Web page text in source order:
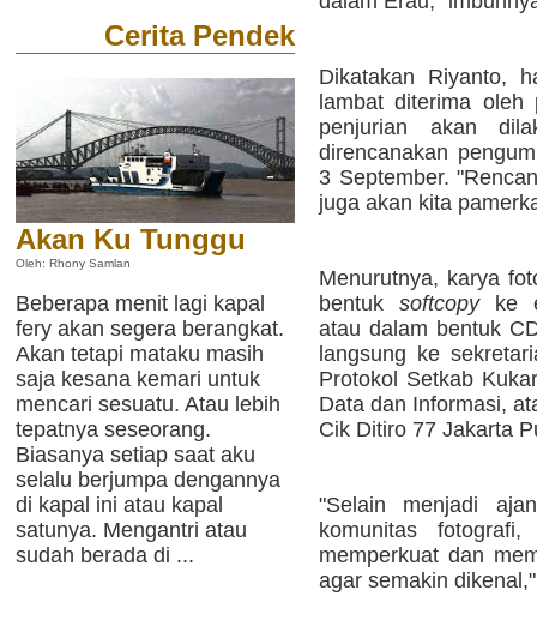
Cerita Pendek
Akan Ku Tunggu
Oleh: Rhony Samlan
Beberapa menit lagi kapal
fery akan segera berangkat.
Akan tetapi mataku masih
saja kesana kemari untuk
mencari sesuatu. Atau lebih
tepatnya seseorang.
Biasanya setiap saat aku
selalu berjumpa dengannya
di kapal ini atau kapal
satunya. Mengantri atau
sudah berada di ...
Dikatakan Riyanto,
lambat diterima
penjurian akan
direncanakan
3 September.
juga akan kita
Menurutnya, karya
bentuk softcopyke
atau dalam bentuk
langsung ke
Protokol Setkab
Data dan Informasi,
Cik Ditiro 77 Jakarta
"Selain menjadi
komunitas
memperkuat dan
agar semakin